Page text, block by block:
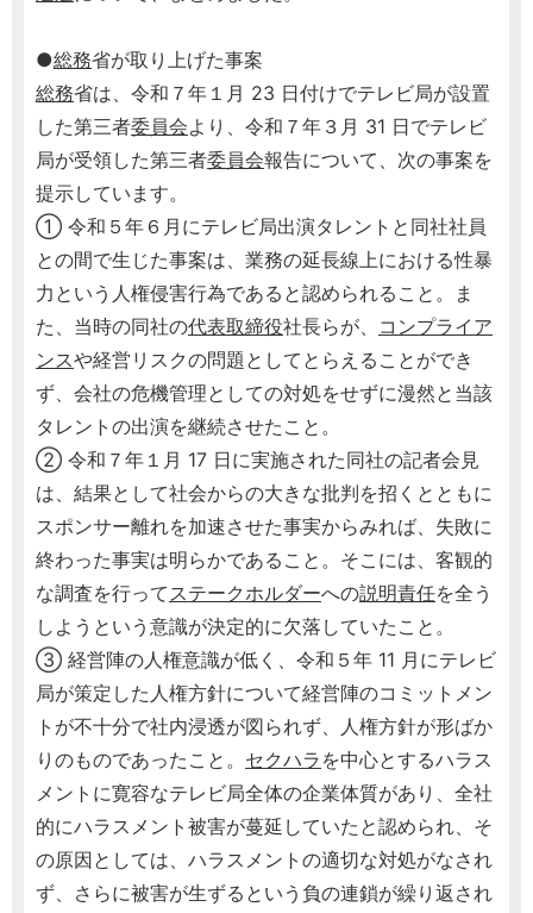
●総務省が取り上げた事案
総務省は、令和７年１月 23 日付けでテレビ局が設置
した第三者委員会より、令和７年３月 31 日でテレビ
局が受領した第三者委員会報告について、次の事案を
提示しています。
① 令和５年６月にテレビ局出演タレントと同社社員
との間で生じた事案は、業務の延長線上における性暴
力という人権侵害行為であると認められること。ま
た、当時の同社の代表取締役社長らが、 コンプライア
ンスや経営リスクの問題としてとらえることができ
ず、会社の危機管理としての対処をせずに漫然と当該
タレントの出演を継続させたこと。
② 令和７年１月 17 日に実施された同社の記者会見
は、結果として社会からの大きな批判を招くとともに
スポンサー離れを加速させた事実からみれば、失敗に
終わった事実は明らかであること。そこには、客観的
な調査を行ってステークホルダーへの説明責任を全う
しようという意識が決定的に欠落していたこと。
③ 経営陣の人権意識が低く、令和５年 11 月にテレビ
局が策定した人権方針について経営陣のコミットメン
トが不十分で社内浸透が図られず、人権方針が形ばか
りのものであったこと。 セクハラ を中心とするハラス
メントに寛容なテレビ局全体の企業体質があり、全社
的にハラスメント被害が蔓延していたと認められ、そ
の原因としては、ハラスメントの適切な対処がなされ
ず、さらに被害が生ずるという負の連鎖が繰り返され